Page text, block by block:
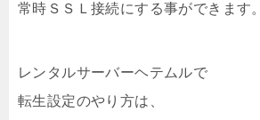
常時ＳＳＬ接続にする事ができます。
レンタルサーバーヘテムルで
転生設定のやり方は、